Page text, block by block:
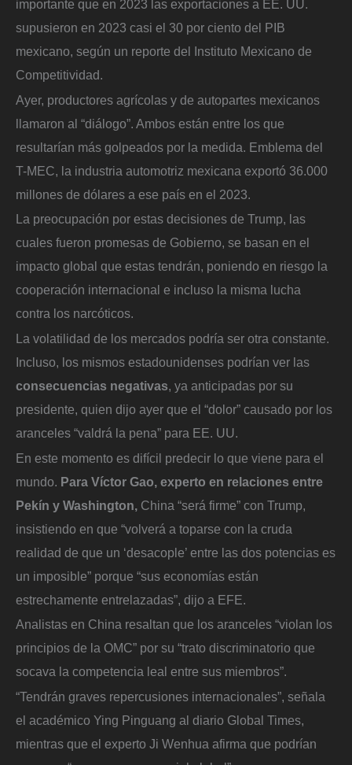
importante que en 2023 las exportaciones a EE. UU.
supusieron en 2023 casi el 30 por ciento del PIB
mexicano, según un reporte del Instituto Mexicano de
Competitividad.
Ayer, productores agrícolas y de autopartes mexicanos
llamaron al “diálogo”. Ambos están entre los que
resultarían más golpeados por la medida. Emblema del
T-MEC, la industria automotriz mexicana exportó 36.000
millones de dólares a ese país en el 2023.
La preocupación por estas decisiones de Trump, las
cuales fueron promesas de Gobierno, se basan en el
impacto global que estas tendrán, poniendo en riesgo la
cooperación internacional e incluso la misma lucha
contra los narcóticos.
La volatilidad de los mercados podría ser otra constante.
Incluso, los mismos estadounidenses podrían ver las
consecuencias negativas, ya anticipadas por su
presidente, quien dijo ayer que el “dolor” causado por los
aranceles “valdrá la pena” para EE. UU.
En este momento es difícil predecir lo que viene para el
mundo. Para Víctor Gao, experto en relaciones entre
Pekín y Washington, China “será firme” con Trump,
insistiendo en que “volverá a toparse con la cruda
realidad de que un ‘desacople’ entre las dos potencias es
un imposible” porque “sus economías están
estrechamente entrelazadas”, dijo a EFE.
Analistas en China resaltan que los aranceles “violan los
principios de la OMC” por su “trato discriminatorio que
socava la competencia leal entre sus miembros”.
“Tendrán graves repercusiones internacionales”, señala
el académico Ying Pinguang al diario Global Times,
mientras que el experto Ji Wenhua afirma que podrían